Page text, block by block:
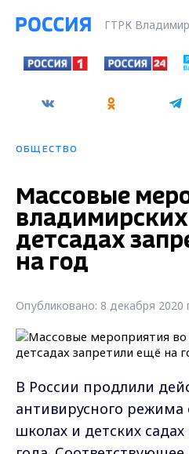
ГТРК Владимир
ОБЩЕСТВО
Массовые
детсадах
на год
Опубликовано: 8 декабря 2020
В России продлили
антивирусного
школах и детских садах